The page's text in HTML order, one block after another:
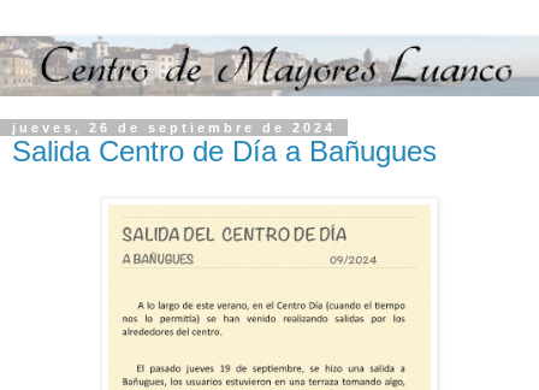
jueves, 26 de septiembre de 2024
Salida Centro de Día a Bañugues